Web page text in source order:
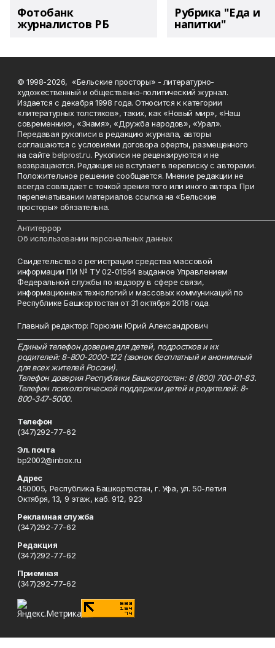
Фотобанк
журналистов РБ
Рубрика "Еда и
напитки"
© 1998-2026, «Бельские просторы» - литературно-
художественный и общественно-политический журнал.
Издается с декабря 1998 года. Относится к категории
«литературных толстяков», таких, как «Новый мир», «Наш
современник», «Знамя», «Дружба народов», «Урал».
Передавая рукописи в редакцию журнала, авторы
соглашаются с условиями договора оферты, размещенного
на сайтеbelprost.ru. Рукописи не рецензируются и не
возвращаются. Редакция не вступает в переписку с авторами.
Положительное решение сообщается. Мнение редакции не
всегда совпадает с точкой зрения того или иного автора. При
перепечатывании материалов ссылка на «Бельские
просторы» обязательна.
Антитеррор
Об использовании персональных данных
Свидетельство о регистрации средства массовой
информации ПИ № ТУ 02-01564 выданное Управлением
Федеральной службы по надзору в сфере связи,
информационных технологий и массовых коммуникаций по
Республике Башкортостан от 31 октября 2016 года.
Главный редактор: Горюхин Юрий Александрович
Единый телефон доверия для детей, подростков и их
родителей: 8-800-2000-122 (звонок бесплатный и анонимный
для всех жителей России).
Телефон доверия Республики Башкортостан: 8 (800) 700-01-83.
Телефон психологической поддержки детей и родителей: 8-
800-347-5000.
Телефон
(347)292-77-62
Эл. почта
bp2002@inbox.ru
Адрес
450005, Республика Башкортостан, г. Уфа, ул. 50-летия
Октября, 13, 9 этаж, каб. 912, 923
Рекламная служба
(347)292-77-62
Редакция
(347)292-77-62
Приемная
(347)292-77-62